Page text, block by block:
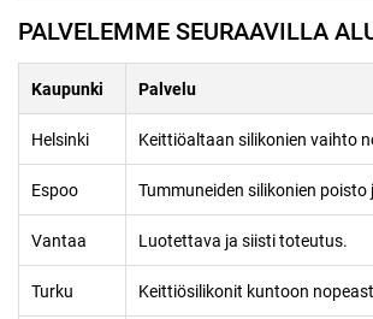
PALVELEMME SEURAAVILLA
Kaupunki Palvelu
Helsinki Keittiöaltaan silikonien vaihto
Espoo Tummuneiden silikonien poisto
Vantaa Luotettava ja siisti toteutus.
Turku Keittiösilikonit kuntoon